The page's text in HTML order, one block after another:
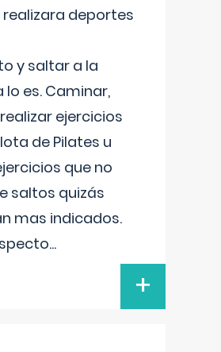
realizara deportes
y saltar a la
es. Caminar,
ejercicios
de Pilates u
que no
saltos quizás
mas indicados.
...
+